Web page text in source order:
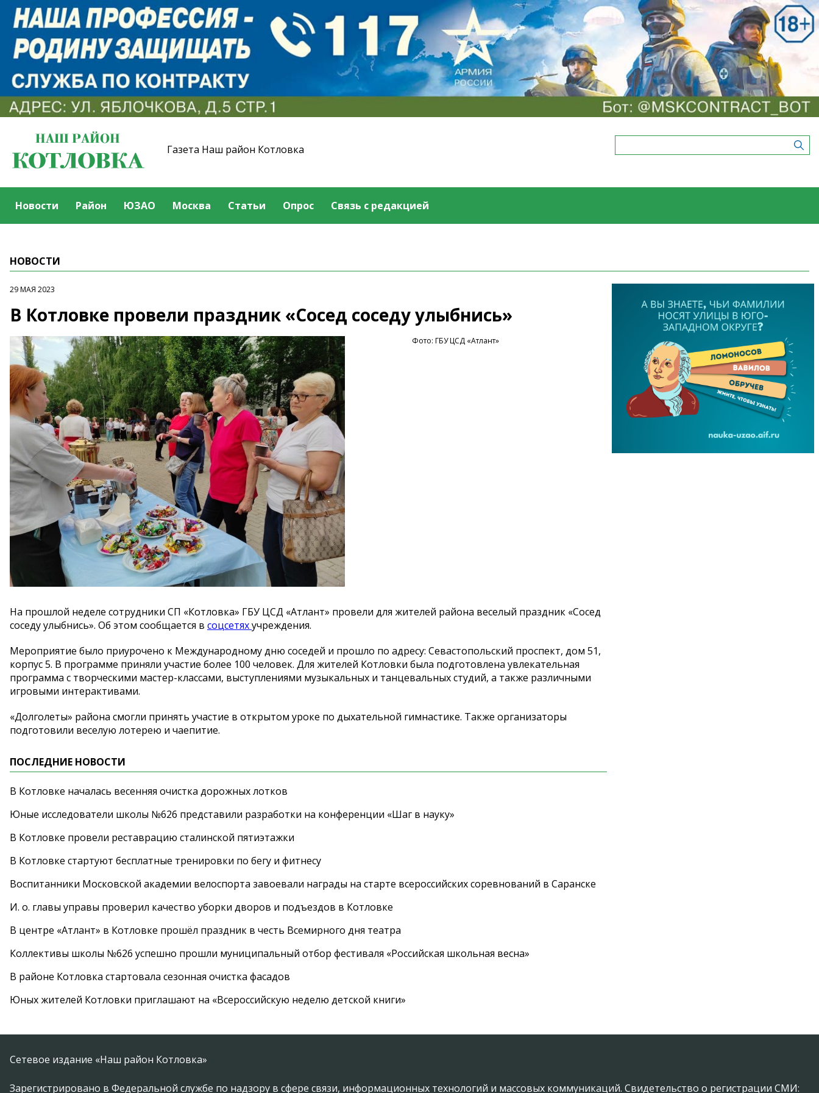
Газета Наш район Котловка
Новости Район ЮЗАО Москва Статьи Опрос Связь с редакцией
НОВОСТИ
29 МАЯ 2023
В Котловке провели праздник «Сосед соседу улыбнись»
Фото: ГБУ ЦСД «Атлант»
На прошлой неделе сотрудники СП «Котловка» ГБУ ЦСД «Атлант» провели для жителей района веселый праздник «Сосед
соседу улыбнись». Об этом сообщается в соцсетяхучреждения.
Мероприятие было приурочено к Международному дню соседей и прошло по адресу: Севастопольский проспект, дом 51,
корпус 5. В программе приняли участие более 100 человек. Для жителей Котловки была подготовлена увлекательная
программа с творческими мастер-классами, выступлениями музыкальных и танцевальных студий, а также различными
игровыми интерактивами.
«Долголеты» района смогли принять участие в открытом уроке по дыхательной гимнастике. Также организаторы
подготовили веселую лотерею и чаепитие.
ПОСЛЕДНИЕ НОВОСТИ
В Котловке началась весенняя очистка дорожных лотков
Юные исследователи школы №626 представили разработки на конференции «Шаг в науку»
В Котловке провели реставрацию сталинской пятиэтажки
В Котловке стартуют бесплатные тренировки по бегу и фитнесу
Воспитанники Московской академии велоспорта завоевали награды на старте всероссийских соревнований в Саранске
И. о. главы управы проверил качество уборки дворов и подъездов в Котловке
В центре «Атлант» в Котловке прошёл праздник в честь Всемирного дня театра
Коллективы школы №626 успешно прошли муниципальный отбор фестиваля «Российская школьная весна»
В районе Котловка стартовала сезонная очистка фасадов
Юных жителей Котловки приглашают на «Всероссийскую неделю детской книги»
Сетевое издание «Наш район Котловка»
Зарегистрировано в Федеральной службе по надзору в сфере связи, информационных технологий и массовых коммуникаций. Свидетельство о регистрации СМИ: